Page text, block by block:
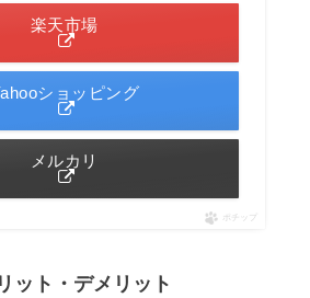
楽天市場
ショッピング
メルカリ
ポチップ
ット・デメリット